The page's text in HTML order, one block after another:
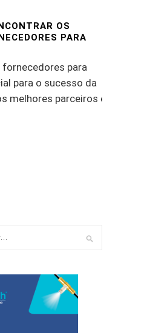
OS
PARA
para
para o sucesso da
melhores parceiros é